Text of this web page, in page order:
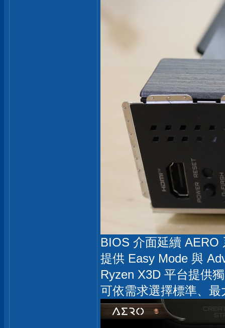
BIOS 介面延續 AERO
提供 Easy Mode 與
Ryzen X3D 平台提供
可依需求選擇標準、